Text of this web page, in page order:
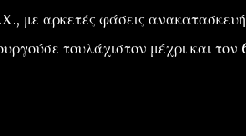
με αρκετές φάσεις
τουλάχιστον μέχρι και